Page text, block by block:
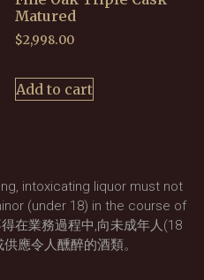
Matured
$2,998.00
Add to cart
intoxicating liquor must not
(under 18) in the course of
在業務過程中,向未成年人(18
應令人醺醉的酒類。